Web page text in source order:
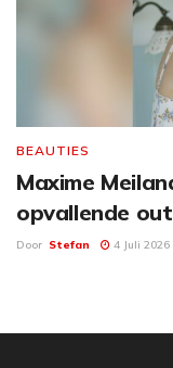
BEAUTIES
Maxime
opvallende
Door Stefan 4 Juli 2026